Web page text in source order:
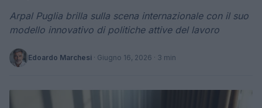
Arpal Puglia brilla sulla scena internazionale con il suo
modello innovativo di politiche attive del lavoro
Edoardo Marchesi · Giugno 16, 2026 · 3 min